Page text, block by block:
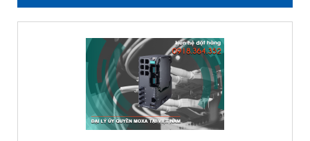
100BaseFX VỚI ĐẦU NỐI ST- NGUỒN KÉP 12/24/48 VDC